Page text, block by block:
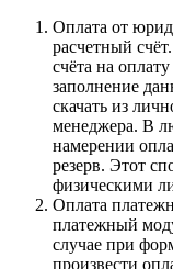
Оплата от
расчетный
счёта на
заполнение
скачать из
менеджера. В
намерении
резерв. Этот
физическими
Оплата
платежный
случае при
произвести